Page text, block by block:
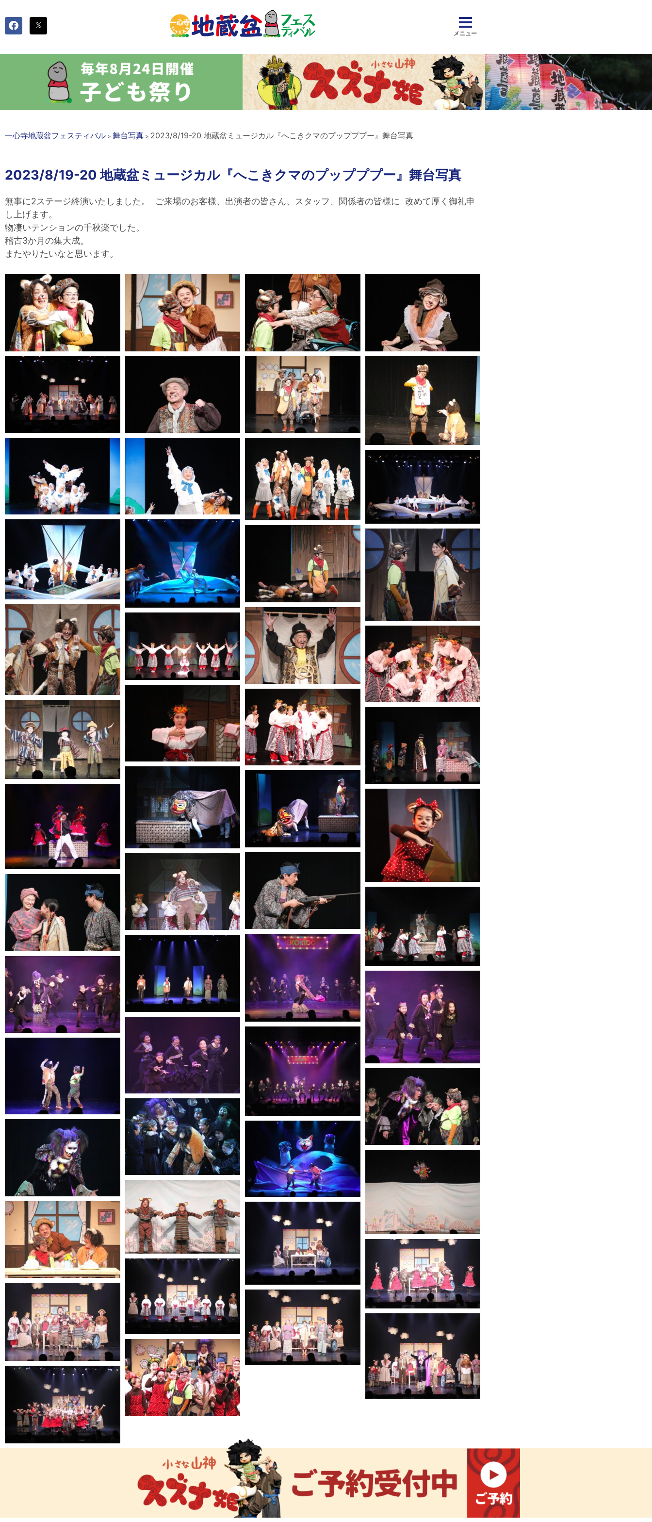
一心寺地蔵盆フェスティバル > 舞台写真 > 2023/8/19-20 地蔵盆ミュージカル『へこきクマのプップププー』舞台写真
2023/8/19-20 地蔵盆ミュージカル『へこきクマのプップププー』舞台写真
無事に2ステージ終演いたしました。 ご来場のお客様、出演者の皆さん、スタッフ、関係者の皆様に 改めて厚く御礼申
し上げます。
物凄いテンションの千秋楽でした。
稽古3か月の集大成。
またやりたいなと思います。